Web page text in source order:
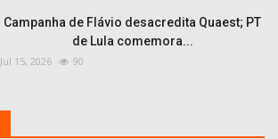
Campanha de Flávio desacredita Quaest; PT
de Lula comemora...
Jul 15, 2026 90